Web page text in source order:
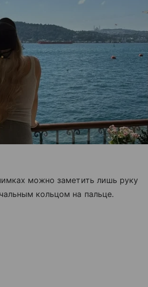
можно заметить лишь руку
кольцом на пальце.